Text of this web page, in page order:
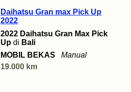
Daihatsu Gran max Pick Up
2022
2022 Daihatsu Gran Max Pick
Up di Bali
MOBIL BEKAS
Manual
19.000 km